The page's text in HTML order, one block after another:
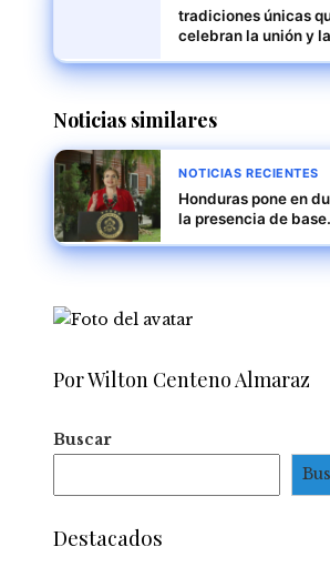
tradiciones únicas
celebran la unión y la
Noticias similares
NOTICIAS RECIENTES
Honduras pone en
la presencia de base
posible ola de
Por Wilton Centeno Almaraz
Buscar
Destacados